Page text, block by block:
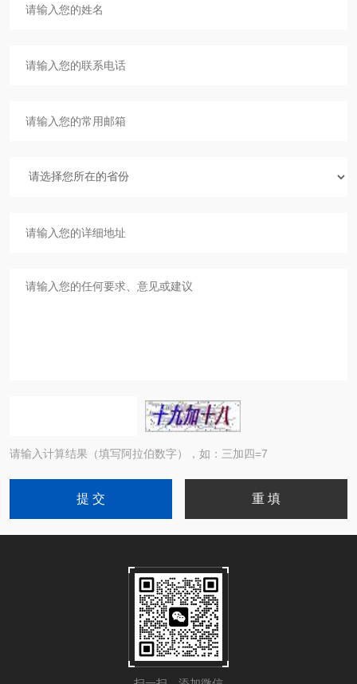
请输入计算结果（填写阿拉伯数字），如：三加四=7